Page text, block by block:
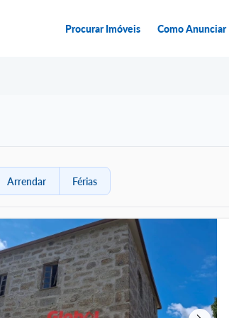
Procurar Imóveis Como Anunciar
Arrendar Férias